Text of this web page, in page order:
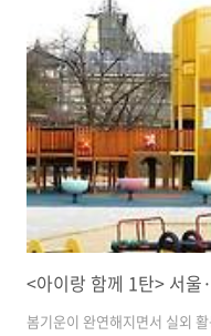
희 아이 또한 부쩍 산만해짐을
책을 통해 아이의 산만함을 보
자 합니다. 🙋🏻‍♀️ 책과 저자소개
: 이슬기출판사 : 길벗『산만
봄기운이 완연해지면서 실외